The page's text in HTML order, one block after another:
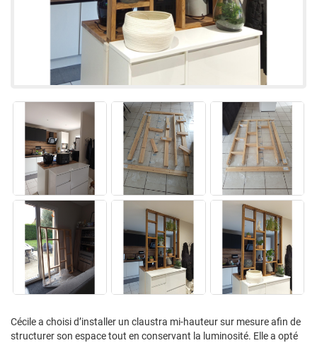
Cécile a choisi d’installer un claustra mi-hauteur sur mesure afin de
structurer son espace tout en conservant la luminosité. Elle a opté